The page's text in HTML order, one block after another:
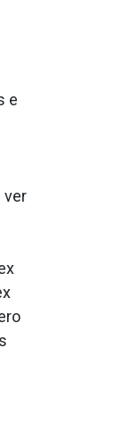
e
ver